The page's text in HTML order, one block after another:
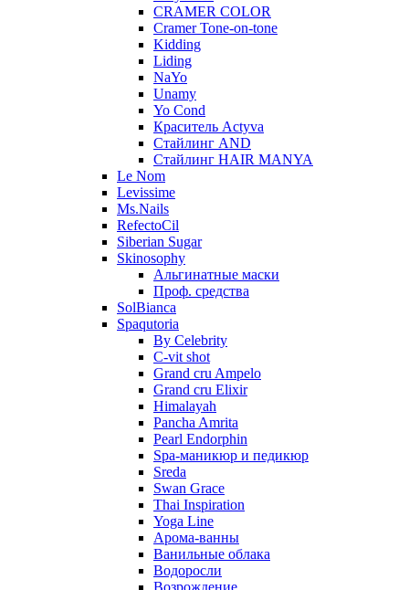
CRAMER COLOR
Cramer Tone-on-tone
Kidding
Liding
NaYo
Unamy
Yo Cond
Краситель Actyva
Стайлинг AND
Стайлинг HAIR MANYA
Le Nom
Levissime
Ms.Nails
RefectoCil
Siberian Sugar
Skinosophy
Альгинатные маски
Проф. средства
SolBianca
Spaqutoria
By Celebrity
C-vit shot
Grand cru Ampelo
Grand сru Elixir
Himalayah
Pancha Amrita
Pearl Endorphin
Spa-маникюр и педикюр
Sreda
Swan Grace
Thai Inspiration
Yoga Line
Арома-ванны
Ванильные облака
Водоросли
Возрождение